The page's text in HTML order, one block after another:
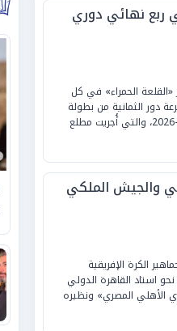
ربع نهائي دوري
الحمراء» في كل
دور الثمانية من بطولة
«دوري أبطال أفريقيا» للموسم الحالي 2025-2026، والتي أُجريت مطلع
والجيش الملكي
الكرة الإفريقية
مساء اليوم الأحد 15 فبراير 2026، نحو استاد القاهرة الدولي
الأهلي المصري» ونظيره